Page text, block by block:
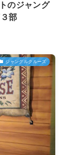
のジャング
部
ジャングルクルーズ